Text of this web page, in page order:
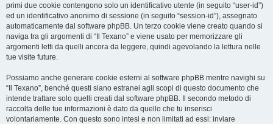
primi due cookie contengono solo un identificativo utente (in seguito “user-id”)
ed un identificativo anonimo di sessione (in seguito “session-id”), assegnato
automaticamente dal software phpBB. Un terzo cookie viene creato quando si
naviga tra gli argomenti di “Il Texano” e viene usato per memorizzare gli
argomenti letti da quelli ancora da leggere, quindi agevolando la lettura nelle
tue visite future.
Possiamo anche generare cookie esterni al software phpBB mentre navighi su
“Il Texano”, benché questi siano estranei agli scopi di questo documento che
intende trattare solo quelli creati dal software phpBB. Il secondo metodo di
raccolta delle tue informazioni è dato da quello che tu inserisci
volontariamente. Con questo sono intesi e non limitati ad essi: inviare